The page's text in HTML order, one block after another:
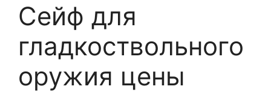
Сейф для
гладкоствольного
оружия цены